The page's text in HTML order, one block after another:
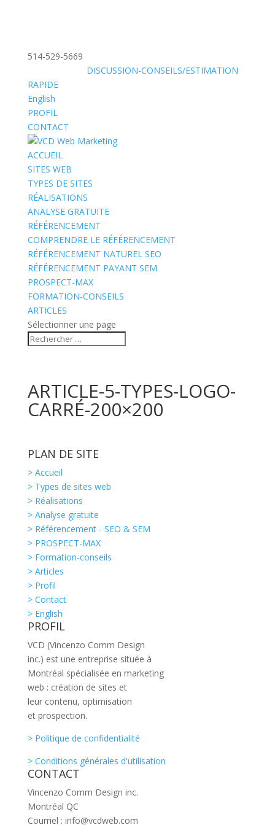
514-529-5669
DISCUSSION-CONSEILS/ESTIMATION
RAPIDE
English
PROFIL
CONTACT
ACCUEIL
SITES WEB
TYPES DE SITES
RÉALISATIONS
ANALYSE GRATUITE
RÉFÉRENCEMENT
COMPRENDRE LE RÉFÉRENCEMENT
RÉFÉRENCEMENT NATUREL SEO
RÉFÉRENCEMENT PAYANT SEM
PROSPECT-MAX
FORMATION-CONSEILS
ARTICLES
Sélectionner une page
ARTICLE-5-TYPES-LOGO-
CARRÉ-200×200
PLAN DE SITE
> Accueil
> Types de sites web
> Réalisations
> Analyse gratuite
> Référencement - SEO & SEM
> PROSPECT-MAX
> Formation-conseils
> Articles
> Profil
> Contact
> English
PROFIL
VCD (Vincenzo Comm Design
inc.) est une entreprise située à
Montréal spécialisée en marketing
web : création de sites et
leur contenu, optimisation
et prospection.
> Politique de confidentialité
> Conditions générales d'utilisation
CONTACT
Vincenzo Comm Design inc.
Montréal QC
Courriel : info@vcdweb.com